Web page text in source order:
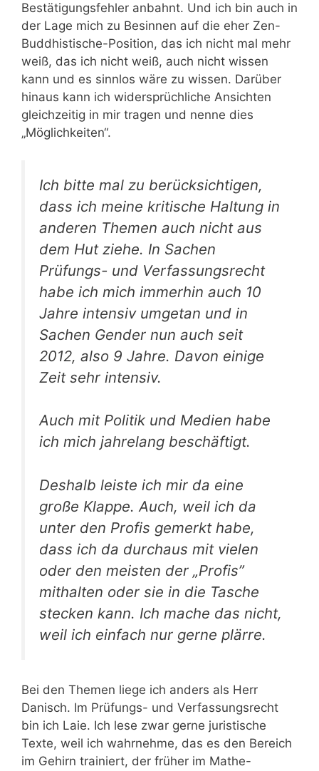
Bestätigungsfehler anbahnt. Und ich bin auch in
der Lage mich zu Besinnen auf die eher Zen-
Buddhistische-Position, das ich nicht mal mehr
weiß, das ich nicht weiß, auch nicht wissen
kann und es sinnlos wäre zu wissen. Darüber
hinaus kann ich widersprüchliche Ansichten
gleichzeitig in mir tragen und nenne dies
„Möglichkeiten“.
Ich bitte mal zu berücksichtigen,
dass ich meine kritische Haltung in
anderen Themen auch nicht aus
dem Hut ziehe. In Sachen
Prüfungs- und Verfassungsrecht
habe ich mich immerhin auch 10
Jahre intensiv umgetan und in
Sachen Gender nun auch seit
2012, also 9 Jahre. Davon einige
Zeit sehr intensiv.
Auch mit Politik und Medien habe
ich mich jahrelang beschäftigt.
Deshalb leiste ich mir da eine
große Klappe. Auch, weil ich da
unter den Profis gemerkt habe,
dass ich da durchaus mit vielen
oder den meisten der „Profis”
mithalten oder sie in die Tasche
stecken kann. Ich mache das nicht,
weil ich einfach nur gerne plärre.
Bei den Themen liege ich anders als Herr
Danisch. Im Prüfungs- und Verfassungsrecht
bin ich Laie. Ich lese zwar gerne juristische
Texte, weil ich wahrnehme, das es den Bereich
im Gehirn trainiert, der früher im Mathe-